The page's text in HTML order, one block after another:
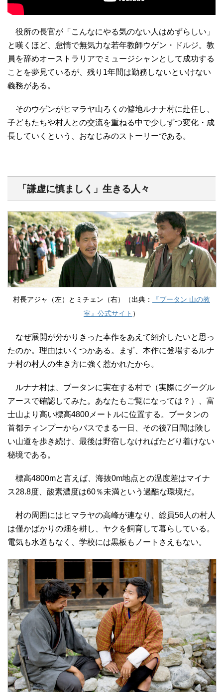
役所の長官が「こんなにやる気のない人はめずらしい」
と嘆くほど、怠惰で無気力な若年教師ウゲン・ドルジ。教
員を辞めオーストラリアでミュージシャンとして成功する
ことを夢見ているが、残り1年間は勤務しないといけない
義務がある。
そのウゲンがヒマラヤ山ろくの僻地ルナナ村に赴任し、
子どもたちや村人との交流を重ねる中で少しずつ変化・成
長していくという、おなじみのストーリーである。
「謙虚に慎ましく」生きる人々
村長アジャ（左）とミチェン（右）（出典：
『ブータン 山の教
室』公式サイト ）
なぜ展開が分かりきった本作をあえて紹介したいと思っ
たのか。理由はいくつかある。まず、本作に登場するルナ
ナ村の村人の生き方に強く惹かれたから。
ルナナ村は、ブータンに実在する村で（実際にグーグル
アースで確認してみた。あなたもご覧になっては？）、富
士山より高い標高4800メートルに位置する。ブータンの
首都ティンプーからバスでまる一日、その後7日間は険し
い山道を歩き続け、最後は野宿しなければたどり着けない
秘境である。
標高4800mと言えば、海抜0m地点との温度差はマイナ
ス28.8度、酸素濃度は60％未満という過酷な環境だ。
村の周囲にはヒマラヤの高峰が連なり、総員56人の村人
は僅かばかりの畑を耕し、ヤクを飼育して暮らしている。
電気も水道もなく、学校には黒板もノートさえもない。